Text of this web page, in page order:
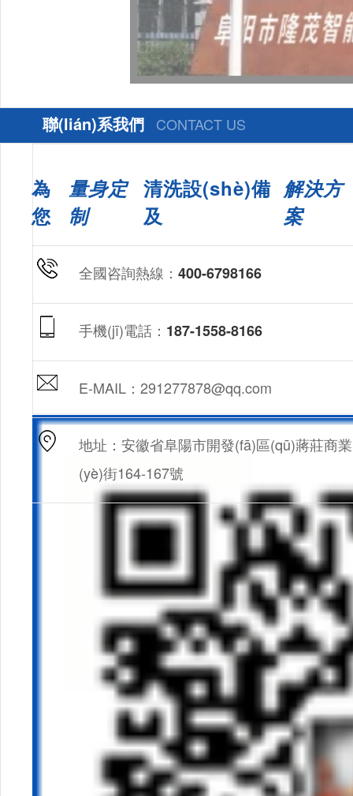
聯(lián)系我們 CONTACT US
為
您
量身定
制
清洗設(shè)備
及
解決方
案
全國咨詢熱線： 400-6798166
手機(jī)電話： 187-1558-8166
E-MAIL：291277878@qq.com
地址：安徽省阜陽市開發(fā)區(qū)蔣莊商業
(yè)街164-167號